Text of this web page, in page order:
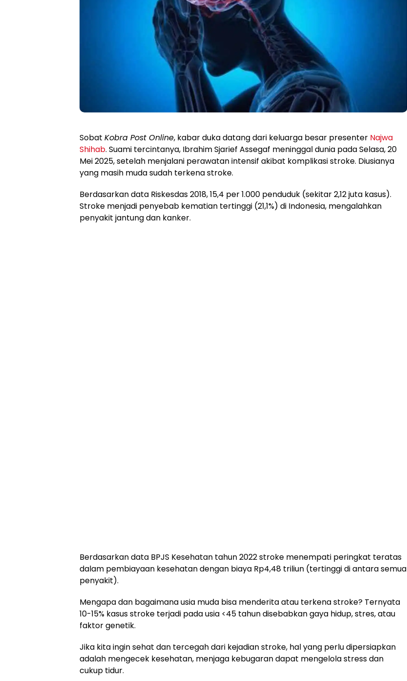
Sobat Kobra Post Online, kabar duka datang dari keluarga besar presenter Najwa
Shihab. Suami tercintanya, Ibrahim Sjarief Assegaf meninggal dunia pada Selasa, 20
Mei 2025, setelah menjalani perawatan intensif akibat komplikasi stroke. Diusianya
yang masih muda sudah terkena stroke.
Berdasarkan data Riskesdas 2018, 15,4 per 1.000 penduduk (sekitar 2,12 juta kasus).
Stroke menjadi penyebab kematian tertinggi (21,1%) di Indonesia, mengalahkan
penyakit jantung dan kanker.
Berdasarkan data BPJS Kesehatan tahun 2022 stroke menempati peringkat teratas
dalam pembiayaan kesehatan dengan biaya Rp4,48 triliun (tertinggi di antara semua
penyakit).
Mengapa dan bagaimana usia muda bisa menderita atau terkena stroke? Ternyata
10-15% kasus stroke terjadi pada usia <45 tahun disebabkan gaya hidup, stres, atau
faktor genetik.
Jika kita ingin sehat dan tercegah dari kejadian stroke, hal yang perlu dipersiapkan
adalah mengecek kesehatan, menjaga kebugaran dapat mengelola stress dan
cukup tidur.